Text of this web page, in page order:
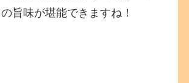
旨味が堪能できますね！